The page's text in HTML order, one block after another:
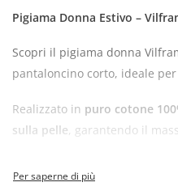
Pigiama Donna Estivo –
Scopri il pigiama donna
pantaloncino corto, ideale
Realizzato in puro cotone
sulla pelle , garantendo il
Pantaloncino corto